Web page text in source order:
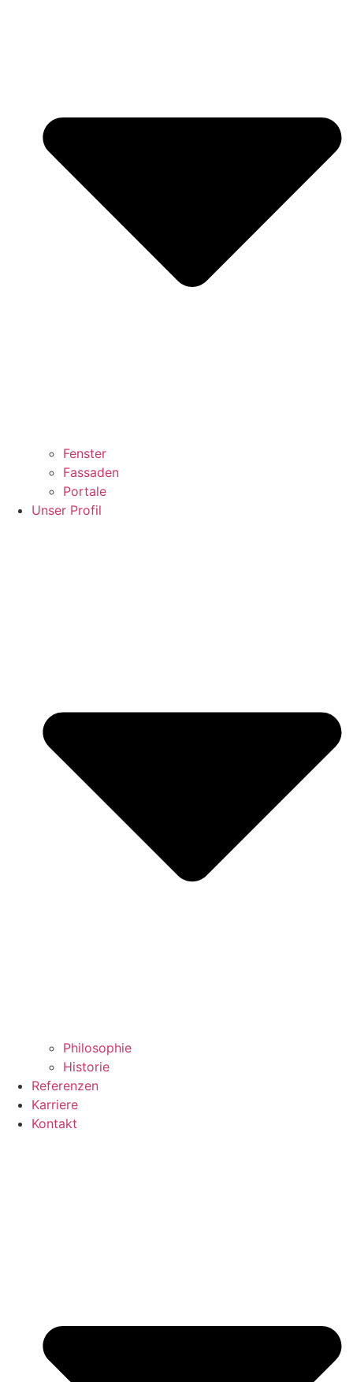
Fenster
Fassaden
Portale
Unser Profil
Philosophie
Historie
Referenzen
Karriere
Kontakt